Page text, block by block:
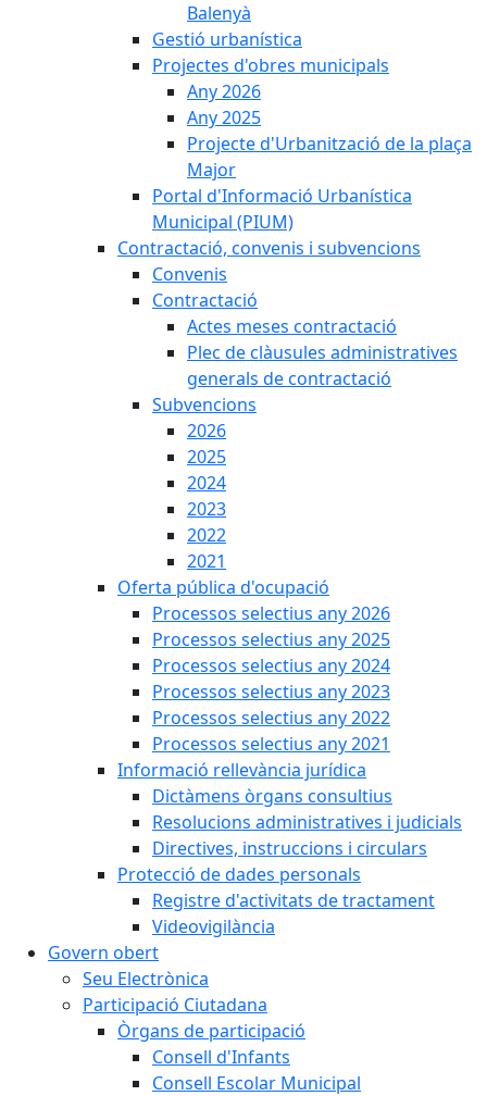
Balenyà
Gestió urbanística
Projectes d'obres municipals
Any 2026
Any 2025
Projecte d'Urbanització de la plaça
Major
Portal d'Informació Urbanística
Municipal (PIUM)
Contractació, convenis i subvencions
Convenis
Contractació
Actes meses contractació
Plec de clàusules administratives
generals de contractació
Subvencions
2026
2025
2024
2023
2022
2021
Oferta pública d'ocupació
Processos selectius any 2026
Processos selectius any 2025
Processos selectius any 2024
Processos selectius any 2023
Processos selectius any 2022
Processos selectius any 2021
Informació rellevància jurídica
Dictàmens òrgans consultius
Resolucions administratives i judicials
Directives, instruccions i circulars
Protecció de dades personals
Registre d'activitats de tractament
Videovigilància
Govern obert
Seu Electrònica
Participació Ciutadana
Òrgans de participació
Consell d'Infants
Consell Escolar Municipal